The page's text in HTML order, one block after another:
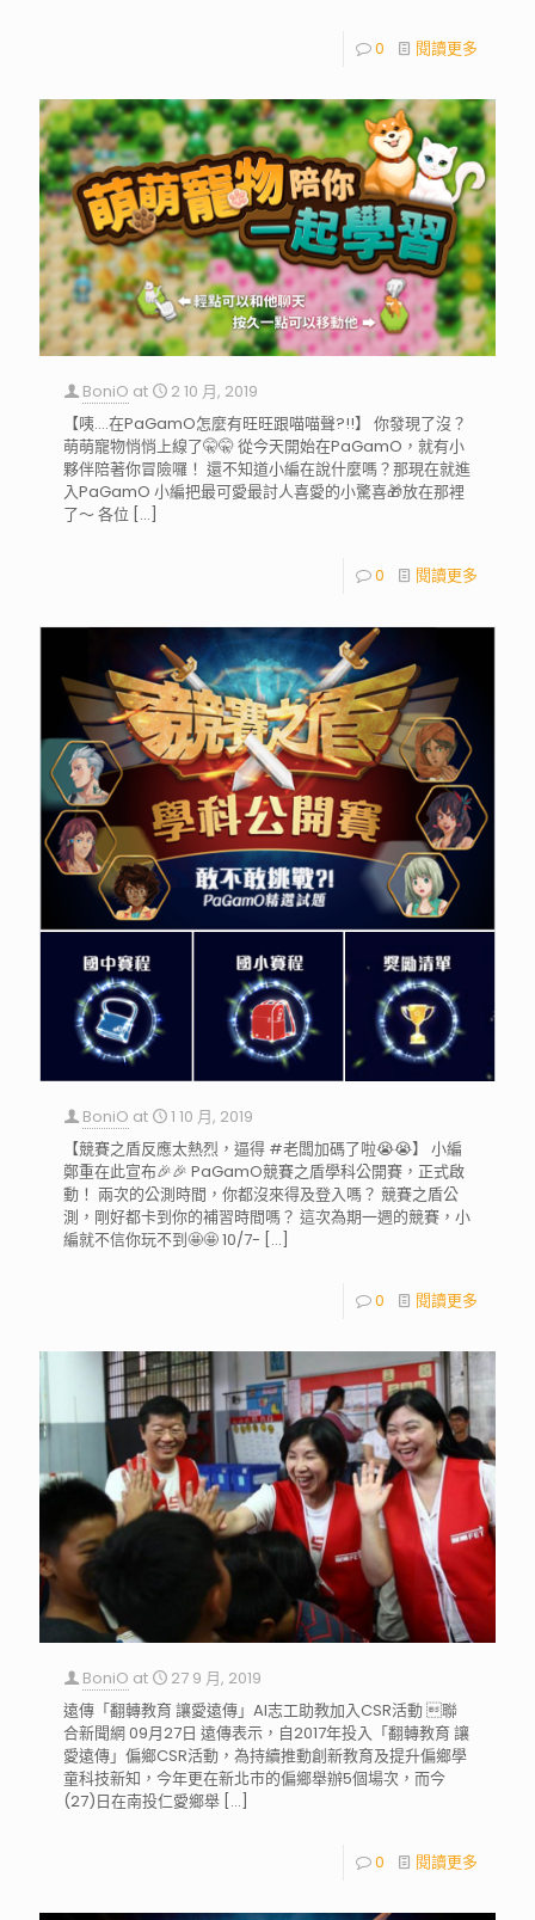
0 閱讀更多
BoniO at
2 10 月, 2019
【咦….在PaGamO怎麼有旺旺跟喵喵聲?!!】 你發現了沒？
萌萌寵物悄悄上線了🤫🤫 從今天開始在PaGamO，就有小
夥伴陪著你冒險囉！ 還不知道小編在說什麼嗎？那現在就進
入PaGamO 小編把最可愛最討人喜愛的小驚喜🎁放在那裡
了～ 各位 […]
0 閱讀更多
BoniO at
1 10 月, 2019
【競賽之盾反應太熱烈，逼得 #老闆加碼了啦😭😭】 小編
鄭重在此宣布🎉🎉 PaGamO競賽之盾學科公開賽，正式啟
動！ 兩次的公測時間，你都沒來得及登入嗎？ 競賽之盾公
測，剛好都卡到你的補習時間嗎？ 這次為期一週的競賽，小
編就不信你玩不到🤩🤩 10/7- […]
0 閱讀更多
BoniO at
27 9 月, 2019
遠傳「翻轉教育 讓愛遠傳」AI志工助教加入CSR活動 聯
合新聞網 09月27日 遠傳表示，自2017年投入「翻轉教育 讓
愛遠傳」偏鄉CSR活動，為持續推動創新教育及提升偏鄉學
童科技新知，今年更在新北市的偏鄉舉辦5個場次，而今
(27)日在南投仁愛鄉舉 […]
0 閱讀更多